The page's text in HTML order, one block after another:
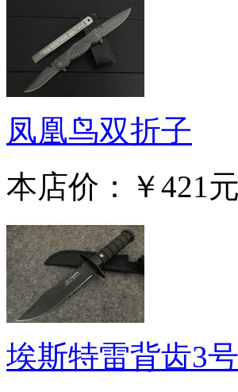
凤凰鸟双折子
本店价：
￥421元
埃斯特雷背齿3